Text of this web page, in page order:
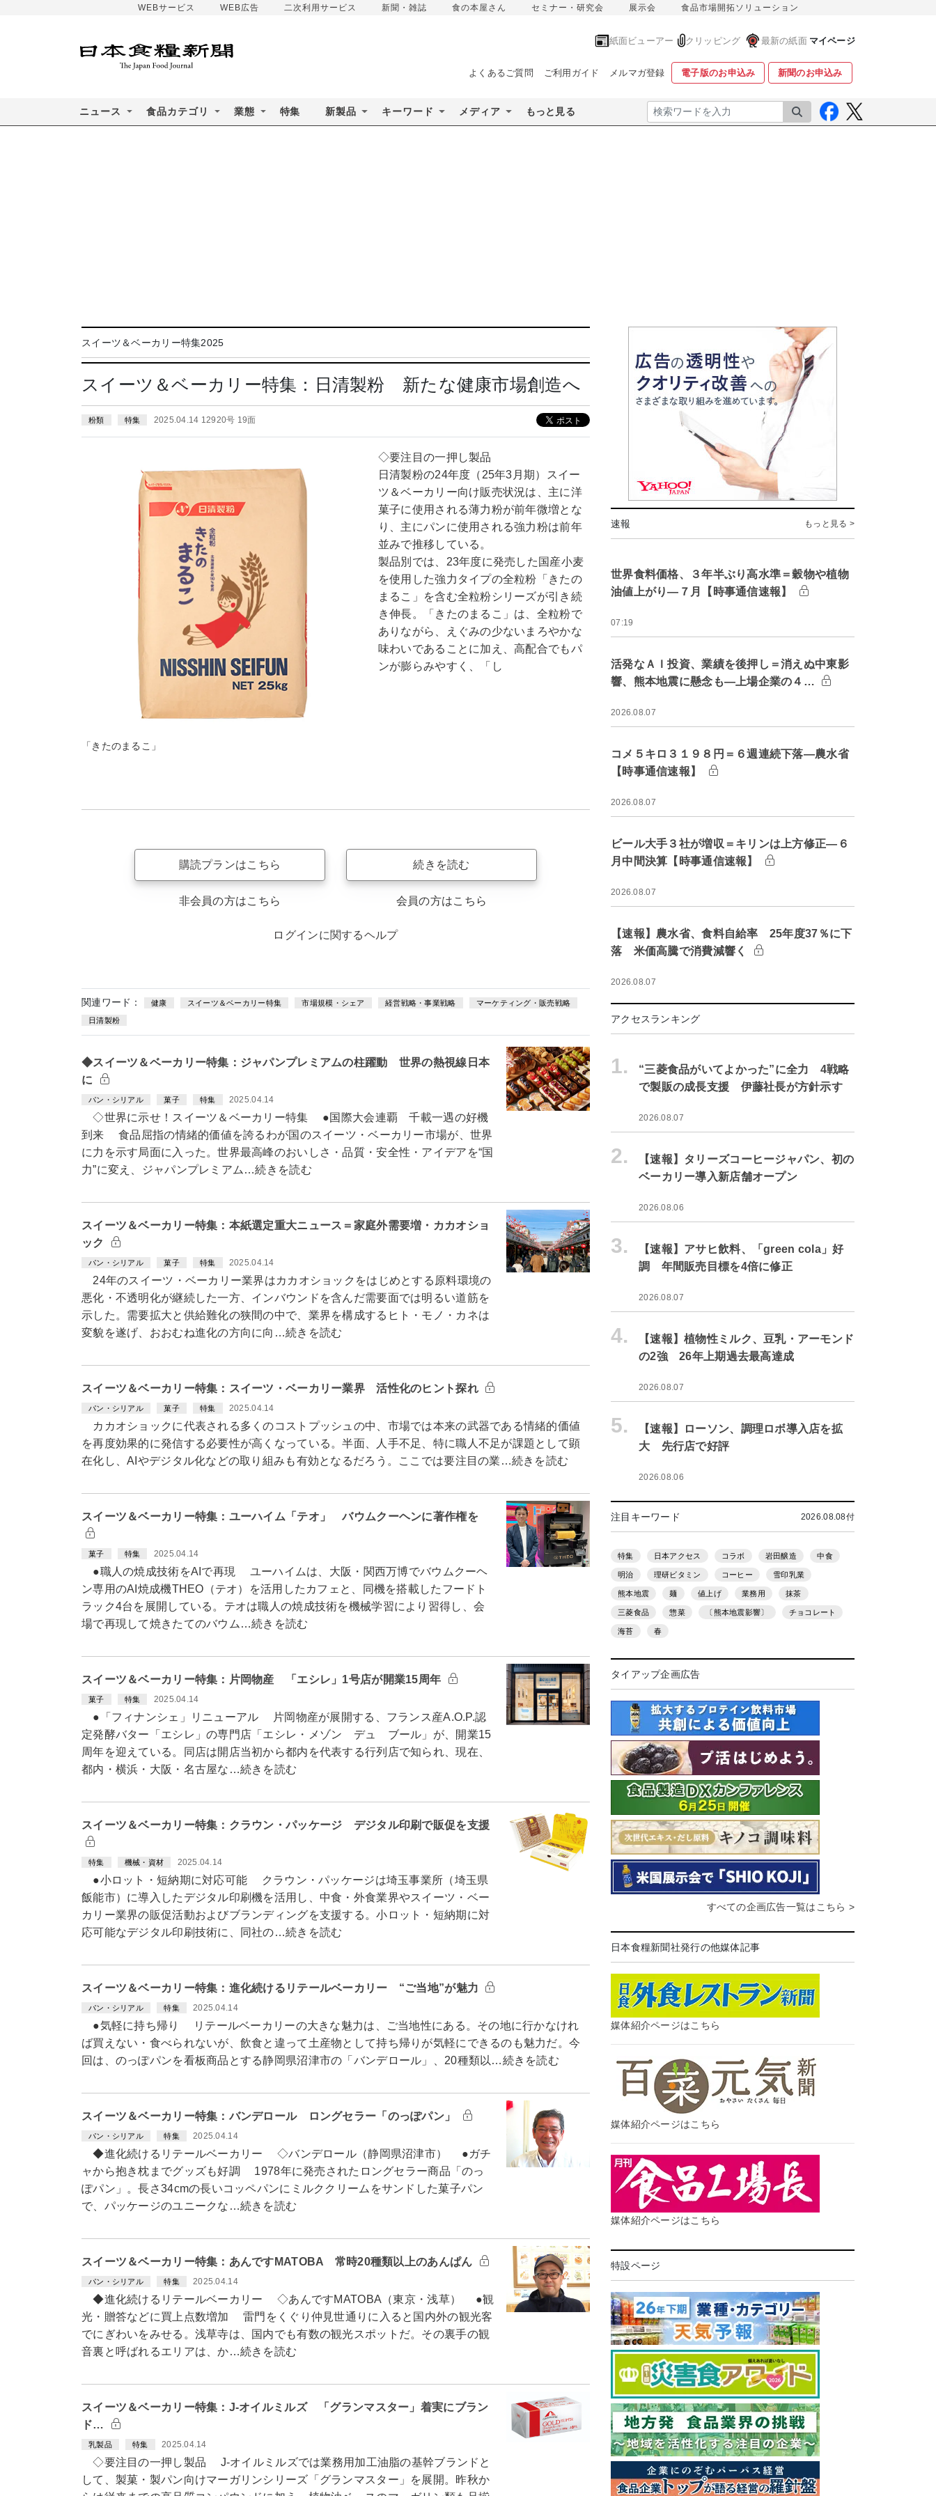
WEBサービス WEB広告 二次利用サービス 新聞・雑誌 食の本屋さん セミナー・研究会 展示会 食品市場開拓ソリューション
紙面ビューアー クリッピング 最新の紙面 マイページ
よくあるご質問 ご利用ガイド メルマガ登録 電子版のお申込み 新聞のお申込み
ニュース 食品カテゴリ 業態 特集 新製品 キーワード メディア もっと見る 検索
スイーツ＆ベーカリー特集2025
スイーツ＆ベーカリー特集：日清製粉 新たな健康市場創造へ
粉類 特集 2025.04.14 12920号 19面
「きたのまるこ」
◇要注目の一押し製品
日清製粉の24年度（25年3月期）スイー
ツ＆ベーカリー向け販売状況は、主に洋
菓子に使用される薄力粉が前年微増とな
り、主にパンに使用される強力粉は前年
並みで推移している。
製品別では、23年度に発売した国産小麦
を使用した強力タイプの全粒粉「きたの
まるこ」を含む全粒粉シリーズが引き続
き伸長。「きたのまるこ」は、全粒粉で
ありながら、えぐみの少ないまろやかな
味わいであることに加え、高配合でもパ
ンが膨らみやすく、「し
購読プランはこちら
非会員の方はこちら
続きを読む
会員の方はこちら
ログインに関するヘルプ
関連ワード： 健康 スイーツ＆ベーカリー特集 市場規模・シェア 経営戦略・事業戦略 マーケティング・販売戦略
日清製粉
◆スイーツ＆ベーカリー特集：ジャパンプレミアムの柱躍動 世界の熱視線日本
に
パン・シリアル 菓子 特集 2025.04.14
◇世界に示せ！スイーツ＆ベーカリー特集 ●国際大会連覇 千載一遇の好機
到来 食品屈指の情緒的価値を誇るわが国のスイーツ・ベーカリー市場が、世界
に力を示す局面に入った。世界最高峰のおいしさ・品質・安全性・アイデアを“国
力”に変え、ジャパンプレミアム…続きを読む
スイーツ＆ベーカリー特集：本紙選定重大ニュース＝家庭外需要増・カカオショ
ック
パン・シリアル 菓子 特集 2025.04.14
24年のスイーツ・ベーカリー業界はカカオショックをはじめとする原料環境の
悪化・不透明化が継続した一方、インバウンドを含んだ需要面では明るい道筋を
示した。需要拡大と供給難化の狭間の中で、業界を構成するヒト・モノ・カネは
変貌を遂げ、おおむね進化の方向に向…続きを読む
スイーツ＆ベーカリー特集：スイーツ・ベーカリー業界 活性化のヒント探れ
パン・シリアル 菓子 特集 2025.04.14
カカオショックに代表される多くのコストプッシュの中、市場では本来の武器である情緒的価値
を再度効果的に発信する必要性が高くなっている。半面、人手不足、特に職人不足が課題として顕
在化し、AIやデジタル化などの取り組みも有効となるだろう。ここでは要注目の業…続きを読む
スイーツ＆ベーカリー特集：ユーハイム「テオ」 バウムクーヘンに著作権を
菓子 特集 2025.04.14
●職人の焼成技術をAIで再現 ユーハイムは、大阪・関西万博でバウムクーヘ
ン専用のAI焼成機THEO（テオ）を活用したカフェと、同機を搭載したフードト
ラック4台を展開している。テオは職人の焼成技術を機械学習により習得し、会
場で再現して焼きたてのバウム…続きを読む
スイーツ＆ベーカリー特集：片岡物産 「エシレ」1号店が開業15周年
菓子 特集 2025.04.14
●「フィナンシェ」リニューアル 片岡物産が展開する、フランス産A.O.P.認
定発酵バター「エシレ」の専門店「エシレ・メゾン デュ ブール」が、開業15
周年を迎えている。同店は開店当初から都内を代表する行列店で知られ、現在、
都内・横浜・大阪・名古屋な…続きを読む
スイーツ＆ベーカリー特集：クラウン・パッケージ デジタル印刷で販促を支援
特集 機械・資材 2025.04.14
●小ロット・短納期に対応可能 クラウン・パッケージは埼玉事業所（埼玉県
飯能市）に導入したデジタル印刷機を活用し、中食・外食業界やスイーツ・ベー
カリー業界の販促活動およびブランディングを支援する。小ロット・短納期に対
応可能なデジタル印刷技術に、同社の…続きを読む
スイーツ＆ベーカリー特集：進化続けるリテールベーカリー “ご当地”が魅力
パン・シリアル 特集 2025.04.14
●気軽に持ち帰り リテールベーカリーの大きな魅力は、ご当地性にある。その地に行かなけれ
ば買えない・食べられないが、飲食と違って土産物として持ち帰りが気軽にできるのも魅力だ。今
回は、のっぽパンを看板商品とする静岡県沼津市の「バンデロール」、20種類以…続きを読む
スイーツ＆ベーカリー特集：バンデロール ロングセラー「のっぽパン」
パン・シリアル 特集 2025.04.14
◆進化続けるリテールベーカリー ◇バンデロール（静岡県沼津市） ●ガチ
ャから抱き枕までグッズも好調 1978年に発売されたロングセラー商品「のっ
ぽパン」。長さ34cmの長いコッペパンにミルククリームをサンドした菓子パン
で、パッケージのユニークな…続きを読む
スイーツ＆ベーカリー特集：あんですMATOBA 常時20種類以上のあんぱん
パン・シリアル 特集 2025.04.14
◆進化続けるリテールベーカリー ◇あんですMATOBA（東京・浅草） ●観
光・贈答などに買上点数増加 雷門をくぐり仲見世通りに入ると国内外の観光客
でにぎわいをみせる。浅草寺は、国内でも有数の観光スポットだ。その裏手の観
音裏と呼ばれるエリアは、か…続きを読む
スイーツ＆ベーカリー特集：J-オイルミルズ 「グランマスター」着実にブラン
ド…
乳製品 特集 2025.04.14
◇要注目の一押し製品 J-オイルミルズでは業務用加工油脂の基幹ブランドと
して、製菓・製パン向けマーガリンシリーズ「グランマスター」を展開。昨秋か
速報 もっと見る >
世界食料価格、３年半ぶり高水準＝穀物や植物
油値上がり―７月【時事通信速報】
07:19
活発なＡＩ投資、業績を後押し＝消えぬ中東影
響、熊本地震に懸念も―上場企業の４…
2026.08.07
コメ５キロ３１９８円＝６週連続下落―農水省
【時事通信速報】
2026.08.07
ビール大手３社が増収＝キリンは上方修正―６
月中間決算【時事通信速報】
2026.08.07
【速報】農水省、食料自給率 25年度37％に下
落 米価高騰で消費減響く
2026.08.07
アクセスランキング
1.
“三菱食品がいてよかった”に全力 4戦略
で製販の成長支援 伊藤社長が方針示す
2026.08.07
2.
【速報】タリーズコーヒージャパン、初の
ベーカリー導入新店舗オープン
2026.08.06
3.
【速報】アサヒ飲料、「green cola」好
調 年間販売目標を4倍に修正
2026.08.07
4.
【速報】植物性ミルク、豆乳・アーモンド
の2強 26年上期過去最高達成
2026.08.07
5.
【速報】ローソン、調理ロボ導入店を拡
大 先行店で好評
2026.08.06
注目キーワード 2026.08.08付
特集 日本アクセス コラボ 岩田醸造 中食
明治 理研ビタミン コーヒー 雪印乳業
熊本地震 麺 値上げ 業務用 抹茶
三菱食品 惣菜 〔熊本地震影響〕 チョコレート
海苔 春
タイアップ企画広告
すべての企画広告一覧はこちら >
日本食糧新聞社発行の他媒体記事
媒体紹介ページはこちら
媒体紹介ページはこちら
媒体紹介ページはこちら
特設ページ